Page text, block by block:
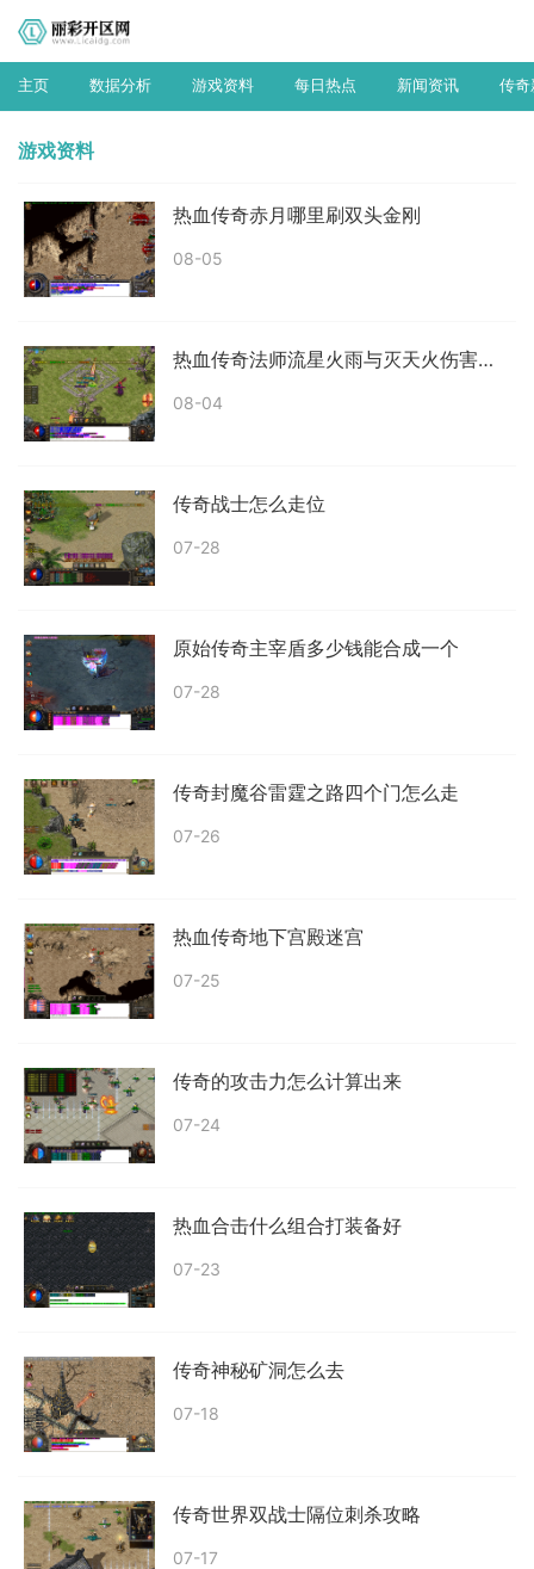
主页 数据分析 游戏资料 每日热点 新闻资讯 传奇
游戏资料
热血传奇赤月哪里刷双头金刚
08-05
热血传奇法师流星火雨与灭天火伤害哪个高
08-04
传奇战士怎么走位
07-28
原始传奇主宰盾多少钱能合成一个
07-28
传奇封魔谷雷霆之路四个门怎么走
07-26
热血传奇地下宫殿迷宫
07-25
传奇的攻击力怎么计算出来
07-24
热血合击什么组合打装备好
07-23
传奇神秘矿洞怎么去
07-18
传奇世界双战士隔位刺杀攻略
07-17